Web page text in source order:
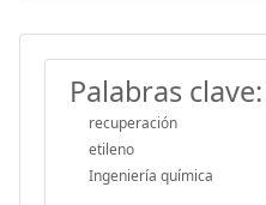
Palabras clave:
recuperación
etileno
Ingeniería química